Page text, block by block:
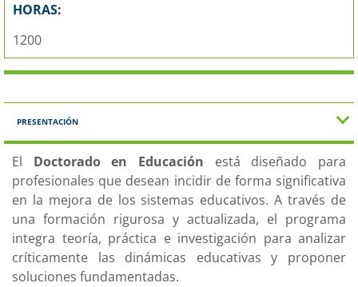
HORAS:
1200
PRESENTACIÓN
El Doctorado en Educación está diseñado para
profesionales que desean incidir de forma significativa
en la mejora de los sistemas educativos. A través de
una formación rigurosa y actualizada, el programa
integra teoría, práctica e investigación para analizar
críticamente las dinámicas educativas y proponer
soluciones fundamentadas.